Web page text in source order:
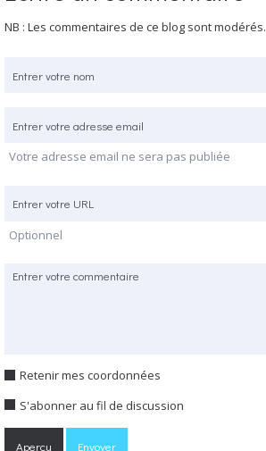
NB : Les commentaires de ce blog sont modérés.
Votre adresse email ne sera pas publiée
Optionnel
Retenir mes coordonnées
S'abonner au fil de discussion